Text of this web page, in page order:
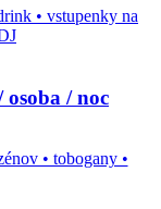
• vstupenky na
/ noc
• tobogany •